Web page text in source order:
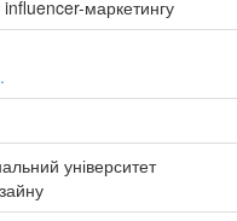
маркетингу
університет